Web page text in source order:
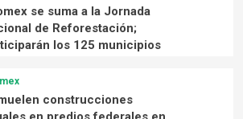
se suma a la Jornada
de Reforestación;
los 125 municipios
construcciones